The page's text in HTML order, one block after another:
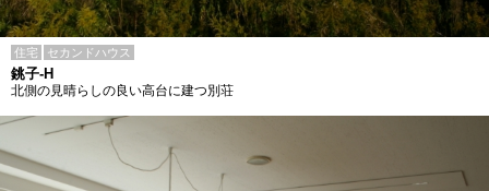
住宅 セカンドハウス
銚子-H
北側の見晴らしの良い高台に建つ別荘